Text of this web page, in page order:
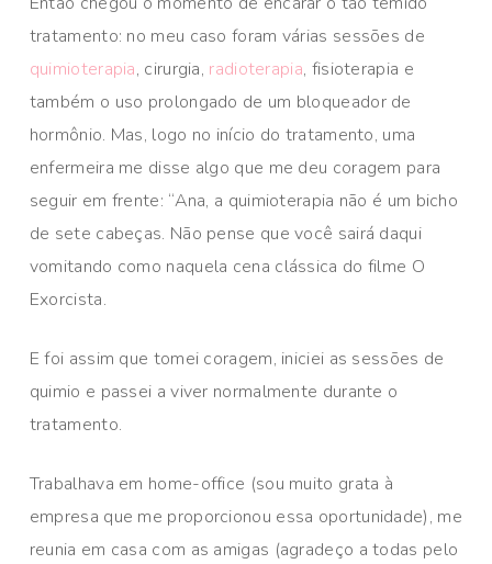
tratamento: no meu caso foram várias sessões de
quimioterapia, cirurgia, radioterapia, fisioterapia e
também o uso prolongado de um bloqueador de
hormônio. Mas, logo no início do tratamento, uma
enfermeira me disse algo que me deu coragem para
seguir em frente: “Ana, a quimioterapia não é um bicho
de sete cabeças. Não pense que você sairá daqui
vomitando como naquela cena clássica do filme O
Exorcista.
E foi assim que tomei coragem, iniciei as sessões de
quimio e passei a viver normalmente durante o
tratamento.
Trabalhava em home-office (sou muito grata à
empresa que me proporcionou essa oportunidade), me
reunia em casa com as amigas (agradeço a todas pelo